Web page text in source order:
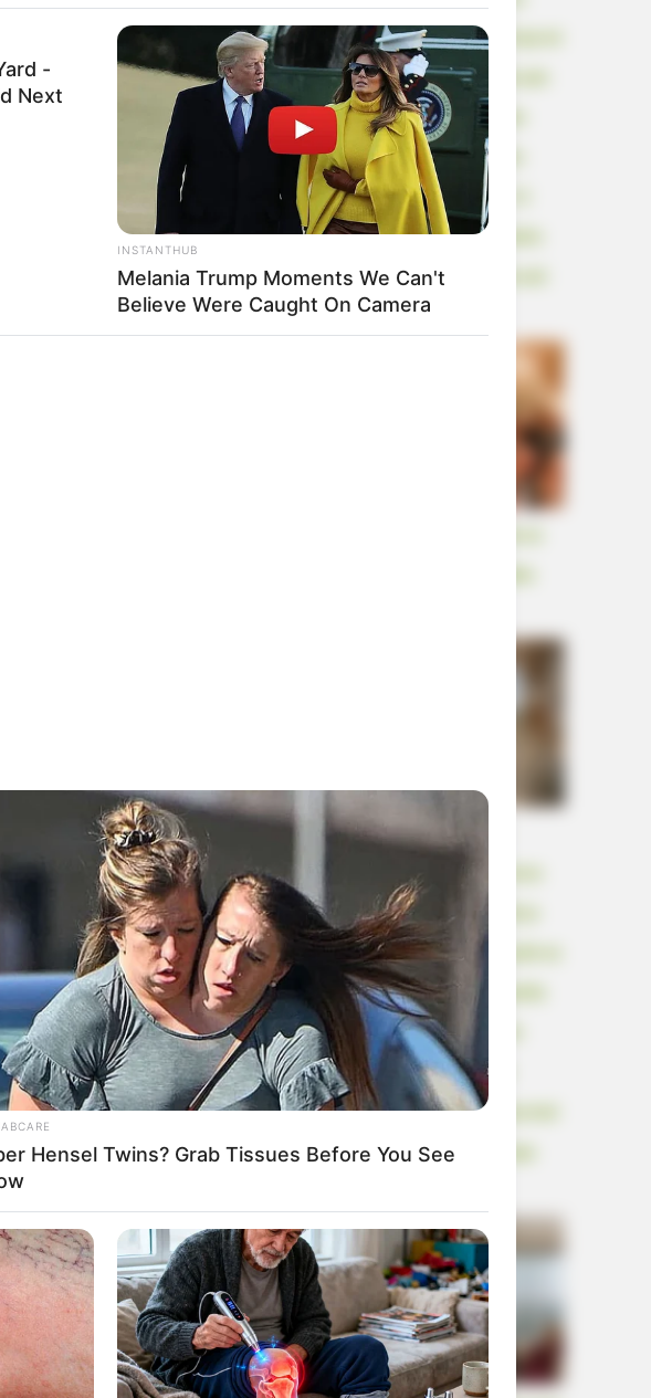
smijući se kad sam pogledala meso koje mi
je svekrva upravo poslužila. Osjećala sam
se kao da ne mogu disati, ali im nisam
pružila zadovoljstvo da me vide kako
plačem. Samo sam otvorila fascikl s 12
lažnih transfera, dok je moj muž shvatio
da bi ih ova večera mogla dovesti na sud.
„Tvoj otac šalje hranu namijenjenu
siromašnima; baci je prije nego što kuća
zasmradi“, rekla je moja svekrva dok je
puštala psa da preda mnom rastrga pile na
komadiće. Nisam se prepirala niti pustila
suzu: izvukla sam fascikl s bankovnim
izvodima, ugovorom o vili i pismom
odvjetnika. Deset minuta kasnije, moj muž
je shvatio tko je zapravo živio od koga.
-
Next
INSTANTHUB
Melania Trump Moments We Can't
Believe Were Caught On Camera
Hensel Twins? Grab Tissues Before You See